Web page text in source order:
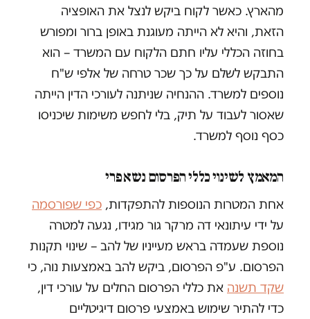
מהארץ. כאשר לקוח ביקש לנצל את האופציה
הזאת, והיא לא הייתה מעוגנת באופן ברור ומפורש
בחוזה הכללי עליו חתם הלקוח עם המשרד – הוא
התבקש לשלם על כך שכר טרחה של אלפי ש"ח
נוספים למשרד. ההנחיה שניתנה לעורכי הדין הייתה
שאסור לעבוד על תיק, בלי לחפש משימות שיכניסו
כסף נוסף למשרד.
המאמץ לשינוי כללי הפרסום נשא פרי
אחת המטרות הנוספות להתפקדות, כפי שפורסמה
על ידי עיתונאי דה מרקר גור מגידו, נגעה למטרה
נוספת שעמדה בראש מעייניו של להב – שינוי תקנות
הפרסום. ע"פ הפרסום, ביקש להב באמצעות נוה, כי
שקד תשנה את כללי הפרסום החלים על עורכי דין,
כדי להתיר שימוש באמצעי פרסום דיגיטליים